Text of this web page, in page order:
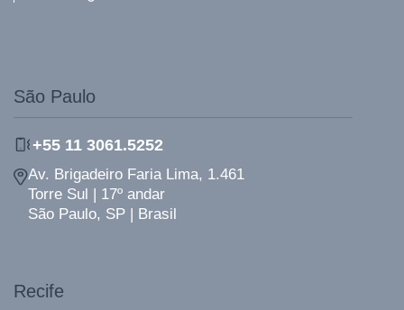
São Paulo
+55 11 3061.5252
Av. Brigadeiro Faria Lima, 1.461
Torre Sul | 17º andar
São Paulo, SP | Brasil
Recife